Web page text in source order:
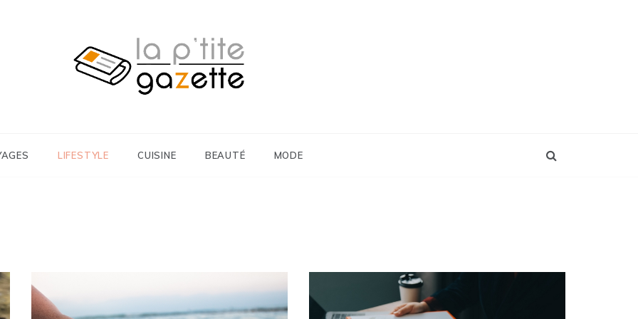
LIFESTYLE CUISINE BEAUTÉ MODE